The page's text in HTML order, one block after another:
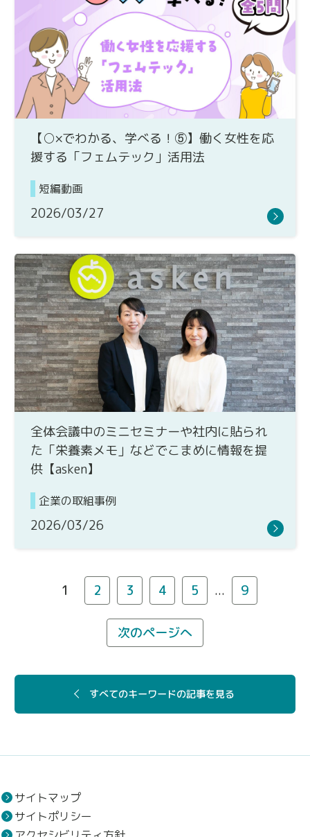
【○×でわかる、学べる！⑤】働く女性を応
援する「フェムテック」活用法
短編動画
2026/03/27
全体会議中のミニセミナーや社内に貼られ
た「栄養素メモ」などでこまめに情報を提
供【asken】
企業の取組事例
2026/03/26
1 2 3 4 5 ... 9
次のページへ
すべてのキーワードの記事を見る
サイトマップ
サイトポリシー